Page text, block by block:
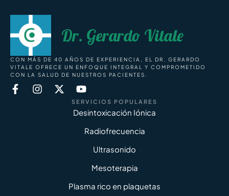
Dr. Gerardo Vitale
CON MÁS DE 40 AÑOS DE EXPERIENCIA, EL DR. GERARDO
VITALE OFRECE UN ENFOQUE INTEGRAL Y COMPROMETIDO
CON LA SALUD DE NUESTROS PACIENTES.
SERVICIOS POPULARES
Desintoxicación Iónica
Radiofrecuencia
Ultrasonido
Mesoterapia
Plasma rico en plaquetas